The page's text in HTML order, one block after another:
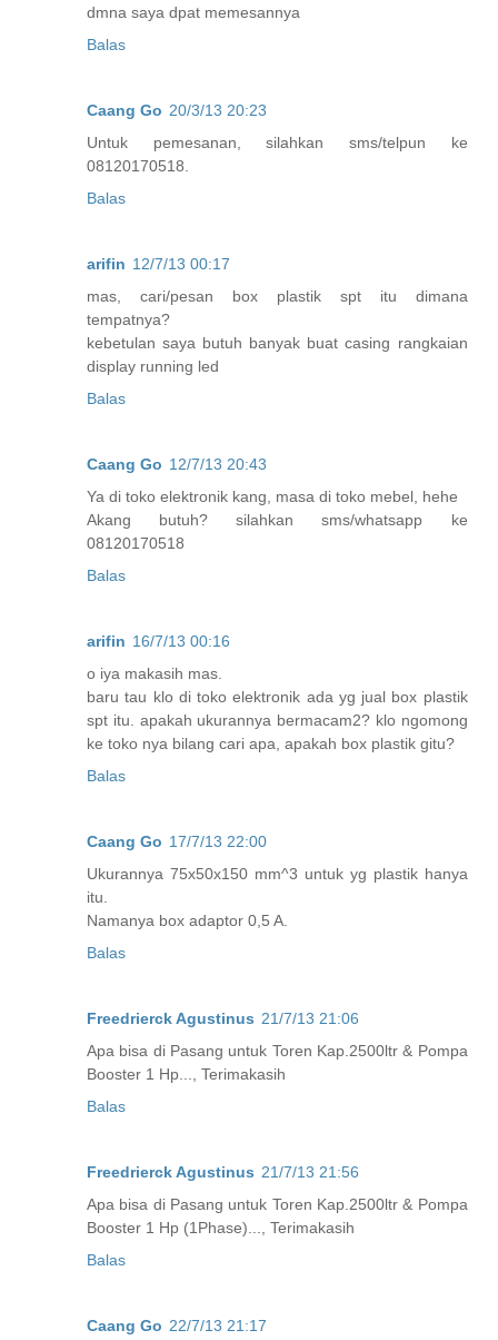
dmna saya dpat memesannya
Balas
Caang Go 20/3/13 20:23
Untuk pemesanan, silahkan sms/telpun ke
08120170518.
Balas
arifin 12/7/13 00:17
mas, cari/pesan box plastik spt itu dimana
tempatnya?
kebetulan saya butuh banyak buat casing rangkaian
display running led
Balas
Caang Go 12/7/13 20:43
Ya di toko elektronik kang, masa di toko mebel, hehe
Akang butuh? silahkan sms/whatsapp ke
08120170518
Balas
arifin 16/7/13 00:16
o iya makasih mas.
baru tau klo di toko elektronik ada yg jual box plastik
spt itu. apakah ukurannya bermacam2? klo ngomong
ke toko nya bilang cari apa, apakah box plastik gitu?
Balas
Caang Go 17/7/13 22:00
Ukurannya 75x50x150 mm^3 untuk yg plastik hanya
itu.
Namanya box adaptor 0,5 A.
Balas
Freedrierck Agustinus 21/7/13 21:06
Apa bisa di Pasang untuk Toren Kap.2500ltr & Pompa
Booster 1 Hp..., Terimakasih
Balas
Freedrierck Agustinus 21/7/13 21:56
Apa bisa di Pasang untuk Toren Kap.2500ltr & Pompa
Booster 1 Hp (1Phase)..., Terimakasih
Balas
Caang Go 22/7/13 21:17